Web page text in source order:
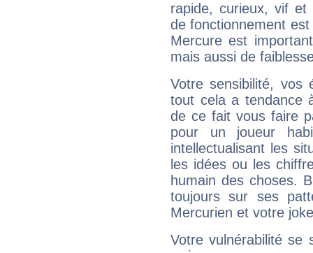
rapide, curieux, vif et
de fonctionnement
Mercure est
mais aussi de
Votre sensibilité,
tout cela a tendance
de ce fait vous faire
pour un joueur
intellectualisant les
les idées ou les
humain des choses.
toujours sur ses
Mercurien et votre
Votre vulnérabilité se